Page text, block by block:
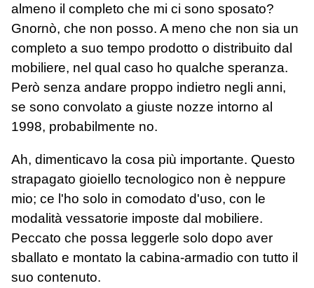
almeno il completo che mi ci sono sposato?
Gnornò, che non posso. A meno che non sia un
completo a suo tempo prodotto o distribuito dal
mobiliere, nel qual caso ho qualche speranza.
Però senza andare proppo indietro negli anni,
se sono convolato a giuste nozze intorno al
1998, probabilmente no.
Ah, dimenticavo la cosa più importante. Questo
strapagato gioiello tecnologico non è neppure
mio; ce l'ho solo in comodato d'uso, con le
modalità vessatorie imposte dal mobiliere.
Peccato che possa leggerle solo dopo aver
sballato e montato la cabina-armadio con tutto il
suo contenuto.